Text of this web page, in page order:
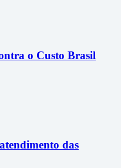
o Custo Brasil
das